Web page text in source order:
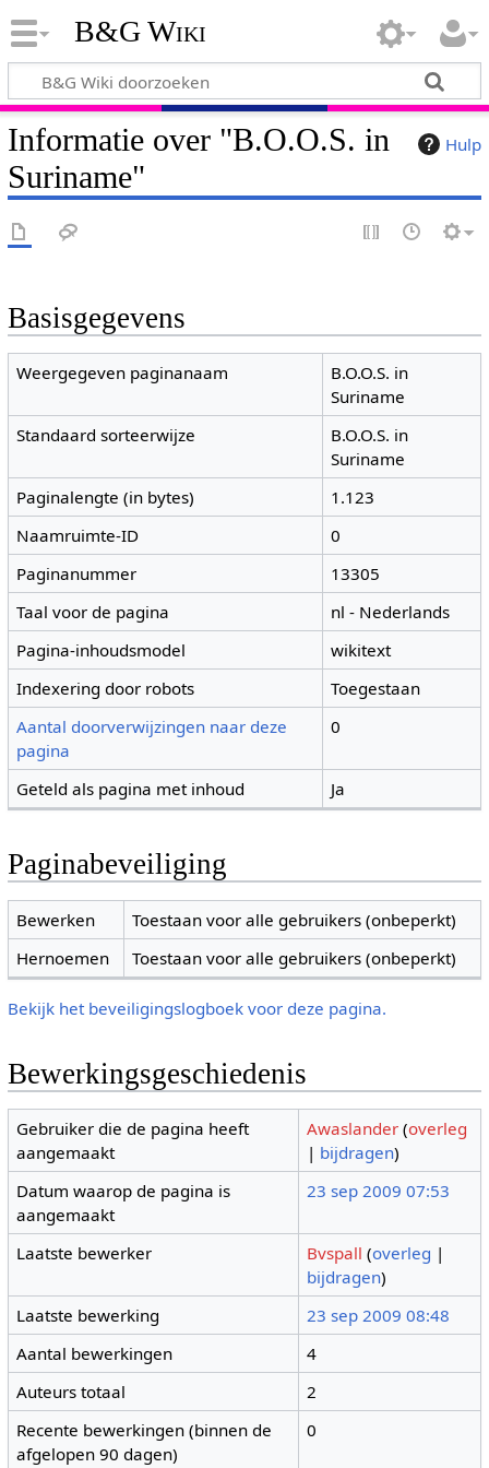
B&G Wiki
Hulp
Informatie over "B.O.O.S. in
Suriname"
Basisgegevens
Weergegeven paginanaam
B.O.O.S. in
Suriname
Standaard sorteerwijze
B.O.O.S. in
Suriname
Paginalengte (in bytes)
1.123
Naamruimte-ID
0
Paginanummer
13305
Taal voor de pagina
nl - Nederlands
Pagina-inhoudsmodel
wikitext
Indexering door robots
Toegestaan
Aantal doorverwijzingen naar deze
pagina
0
Geteld als pagina met inhoud Ja
Paginabeveiliging
Bewerken
Toestaan voor alle gebruikers (onbeperkt)
Hernoemen
Toestaan voor alle gebruikers (onbeperkt)
Bekijk het beveiligingslogboek voor deze pagina.
Bewerkingsgeschiedenis
Gebruiker die de pagina heeft
aangemaakt
Awaslander (overleg
| bijdragen)
Datum waarop de pagina is
aangemaakt
23 sep 2009 07:53
Laatste bewerker Bvspall (overleg |
bijdragen)
Laatste bewerking
23 sep 2009 08:48
Aantal bewerkingen
4
Auteurs totaal
2
Recente bewerkingen (binnen de
afgelopen 90 dagen)
0